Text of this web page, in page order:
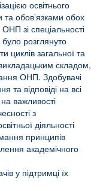
освітнього
та обов’язками обох
зі спеціальності
розглянуто
циклів загальної та
складом,
ОНП. Здобувачі
та відповіді на всі
важливості
з
діяльності
принципів
академічного
у підтримці їх